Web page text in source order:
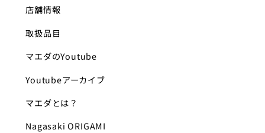
店舗情報
取扱品目
マエダのYoutube
Youtubeアーカイブ
マエダとは？
Nagasaki ORIGAMI